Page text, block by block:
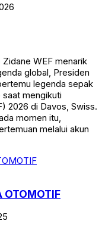
WEF menarik
global, Presiden
legenda sepak
saat mengikuti
2026 di Davos, Swiss.
momen itu,
melalui akun
OTOMOTIF